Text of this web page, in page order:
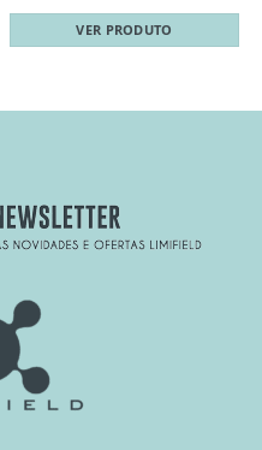
VER PRODUTO